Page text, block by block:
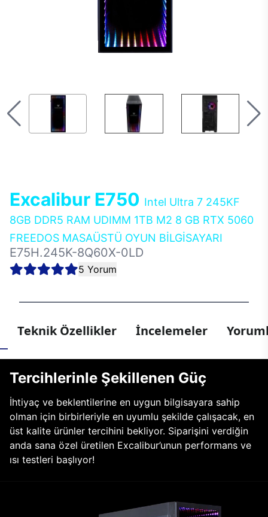
Excalibur E750 Intel Ultra 7 245KF
8GB DDR5 RAM UDIMM 1TB M2 8 GB RTX 5060
FREEDOS MASAÜSTÜ OYUN BİLGİSAYARI
E75H.245K-8Q60X-0LD
5 Yorum
Teknik Özellikler İncelemeler
Tercihlerinle Şekillenen Güç
İhtiyaç ve beklentilerine en uygun bilgisayara sahip
olman için birbirleriyle en uyumlu şekilde çalışacak, en
üst kalite ürünler tercihini bekliyor. Siparişini verdiğin
anda sana özel üretilen Excalibur’unun performans ve
ısı testleri başlıyor!